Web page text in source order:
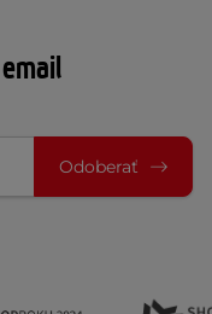
Odoberať